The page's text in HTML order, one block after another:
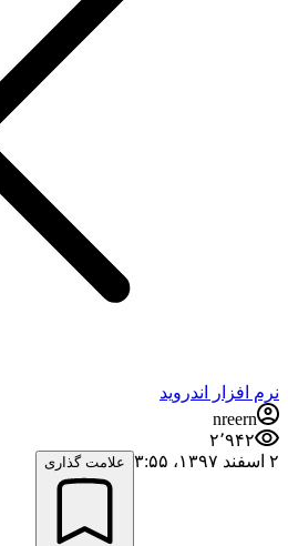
نرم افزار اندروید
nreern
۲٬۹۴۲
۲ اسفند ۱۳۹۷،‏ ۳:۵۵
علامت گذاری